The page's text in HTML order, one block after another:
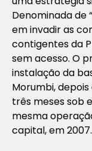
Denominada de
em invadir as
contigentes da
sem acesso. O
instalação da
Morumbi,
três meses sob
mesma
capital, em 2007.